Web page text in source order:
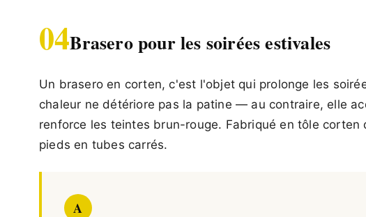
04Brasero pour les soirées estivales
Un brasero en corten, c'est l'objet qui prolonge les
chaleur ne détériore pas la patine — au contraire, elle
renforce les teintes brun-rouge. Fabriqué en tôle corten
pieds en tubes carrés.
A